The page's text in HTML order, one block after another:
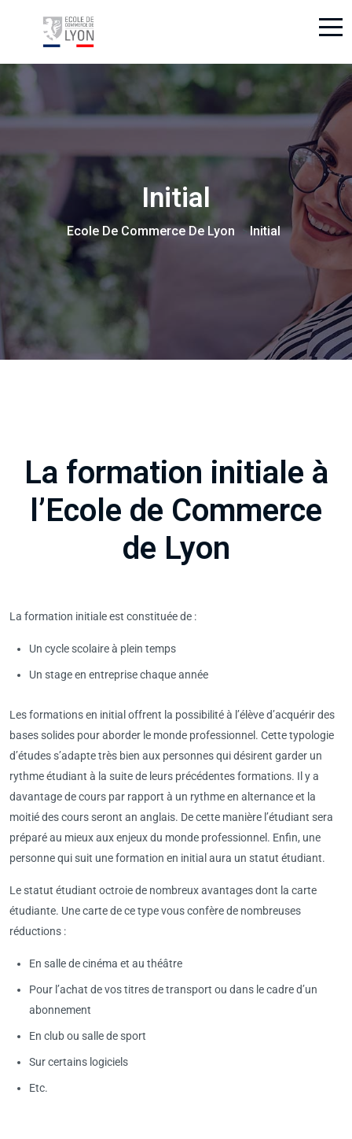
Initial
Ecole De Commerce De Lyon >Initial
La formation initiale à
l’Ecole de Commerce
de Lyon
La formation initiale est constituée de :
Un cycle scolaire à plein temps
Un stage en entreprise chaque année
Les formations en initial offrent la possibilité à l’élève d’acquérir des
bases solides pour aborder le monde professionnel. Cette typologie
d’études s’adapte très bien aux personnes qui désirent garder un
rythme étudiant à la suite de leurs précédentes formations. Il y a
davantage de cours par rapport à un rythme en alternance et la
moitié des cours seront an anglais. De cette manière l’étudiant sera
préparé au mieux aux enjeux du monde professionnel. Enfin, une
personne qui suit une formation en initial aura un statut étudiant.
Le statut étudiant octroie de nombreux avantages dont la carte
étudiante. Une carte de ce type vous confère de nombreuses
réductions :
En salle de cinéma et au théâtre
Pour l’achat de vos titres de transport ou dans le cadre d’un
abonnement
En club ou salle de sport
Sur certains logiciels
Etc.